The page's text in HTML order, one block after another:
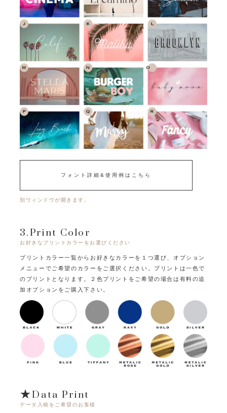
フォント詳細&使用例はこちら
別ウィンドウが開きます。
3.Print Color
お好きなプリントカラーをお選びください
プリントカラー一覧からお好きなカラーを１つ選び、オプション
メニューでご希望のカラーをご選択ください。 プリントは一色で
のプリントとなります。
２色プリントをご希望の場合は有料の追
加オプションをご購入下さい。
★Data Print
データ入稿をご希望のお客様